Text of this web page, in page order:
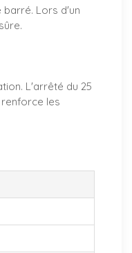
barré. Lors d'un
L'arrêté du 25
les